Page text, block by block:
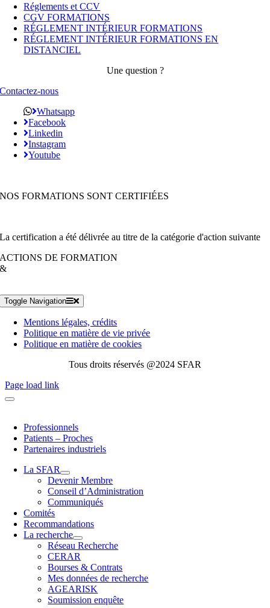
Réglements et CCV
CGV FORMATIONS
RÉGLEMENT INTÉRIEUR FORMATIONS
RÉGLEMENT INTÉRIEUR FORMATIONS EN
DISTANCIEL
Une question ?
Contactez-nous
Whatsapp
Facebook
Linkedin
Instagram
Youtube
NOS FORMATIONS SONT CERTIFIÉES
La certification a été délivrée au titre de la catégorie d'action suivante
ACTIONS DE FORMATION
&
Toggle Navigation
Mentions légales, crédits
Politique en matière de vie privée
Politique en matière de cookies
Tous droits réservés @2024 SFAR
Page load link
Professionnels
Patients – Proches
Partenaires industriels
La SFAR
Devenir Membre
Conseil d’Administration
Communiqués
Comités
Recommandations
La recherche
Réseau Recherche
CERAR
Bourses & Contrats
Mes données de recherche
AGEARISK
Soumission enquête